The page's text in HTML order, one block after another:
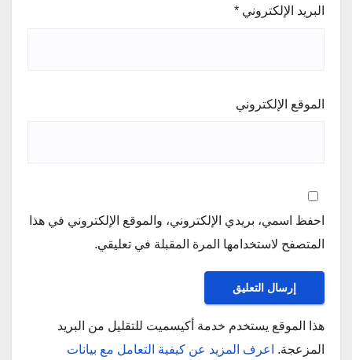
البريد الإلكتروني *
الموقع الإلكتروني
احفظ اسمي، بريدي الإلكتروني، والموقع الإلكتروني في هذا
المتصفح لاستخدامها المرة المقبلة في تعليقي.
هذا الموقع يستخدم خدمة أكيسميت للتقليل من البريد
المزعجة.
اعرف المزيد عن كيفية التعامل مع بيانات